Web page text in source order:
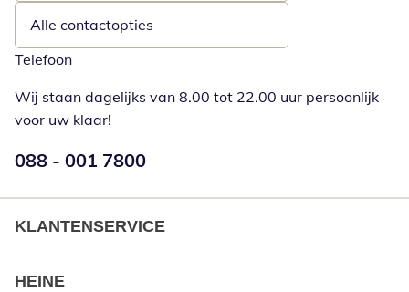
Alle contactopties
Telefoon
Wij staan dagelijks van 8.00 tot 22.00 uur persoonlijk
voor uw klaar!
Telefoonnummer:
088 - 001 7800
KLANTENSERVICE
HEINE